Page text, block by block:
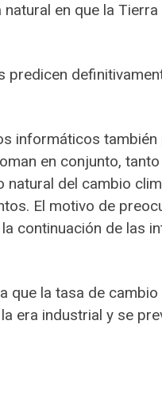
en que la
informáticos
en conjunto,
natural del cambio
El motivo de
continuación de las
que la tasa de
era industrial y se